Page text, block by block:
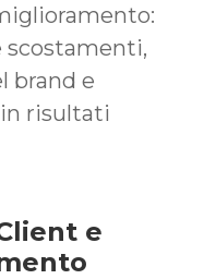
brand e
risultati
e